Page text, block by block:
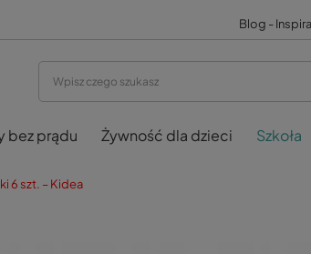
Blog -
bez prądu Żywność dla dzieci Szkoła
6 szt. – Kidea